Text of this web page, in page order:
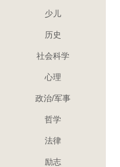
少儿
历史
社会科学
心理
政治/军事
哲学
法律
励志